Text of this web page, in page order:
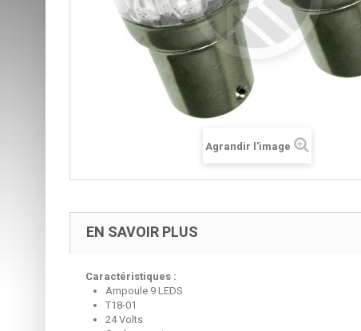
Agrandir l'image
EN SAVOIR PLUS
Caractéristiques :
Ampoule 9 LEDS
T18-01
24 Volts